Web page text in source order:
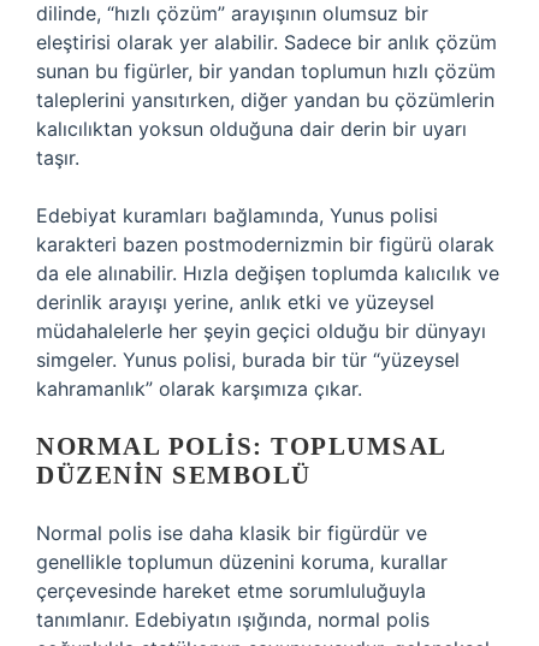
dilinde, “hızlı çözüm” arayışının olumsuz bir
eleştirisi olarak yer alabilir. Sadece bir anlık çözüm
sunan bu figürler, bir yandan toplumun hızlı çözüm
taleplerini yansıtırken, diğer yandan bu çözümlerin
kalıcılıktan yoksun olduğuna dair derin bir uyarı
taşır.
Edebiyat kuramları bağlamında, Yunus polisi
karakteri bazen postmodernizmin bir figürü olarak
da ele alınabilir. Hızla değişen toplumda kalıcılık ve
derinlik arayışı yerine, anlık etki ve yüzeysel
müdahalelerle her şeyin geçici olduğu bir dünyayı
simgeler. Yunus polisi, burada bir tür “yüzeysel
kahramanlık” olarak karşımıza çıkar.
NORMAL POLIS: TOPLUMSAL
DÜZENIN SEMBOLÜ
Normal polis ise daha klasik bir figürdür ve
genellikle toplumun düzenini koruma, kurallar
çerçevesinde hareket etme sorumluluğuyla
tanımlanır. Edebiyatın ışığında, normal polis